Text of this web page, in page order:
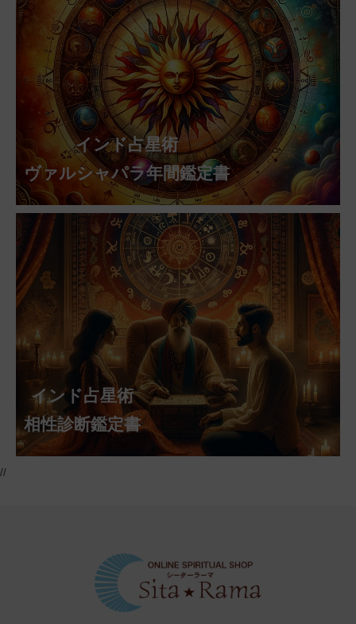
インド占星術
ヴァルシャパラ年間鑑定書
インド占星術
相性診断鑑定書
//